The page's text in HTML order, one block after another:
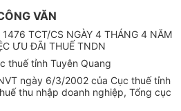
VĂN
1476 TCT/CS NGÀY 4 THÁNG 4 NĂM
ƯU ĐÃI THUẾ TNDN
thuế tỉnh Tuyên Quang
ngày 6/3/2002 của Cục thuế tỉnh
thu nhập doanh nghiệp, Tổng cục